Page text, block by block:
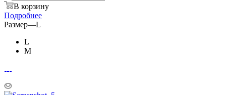
В корзину
Подробнее
Размер—L
L
М